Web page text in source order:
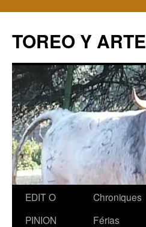
TOREO Y ARTE
Aller
EDIT O
PINION
Chroniques
Férias